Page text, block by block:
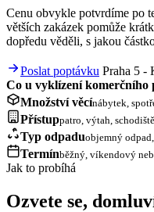
Cenu obvykle potvrdíme po
větších zakázek pomůže
dopředu věděli, s jakou
Poslat poptávku Praha 5 -
Co u vyklízení komerčního
Množství věcínábytek,
Přístuppatro, výtah,
Typ odpaduobjemný
Termínběžný, víkendový
Jak to probíhá
Ozvete se,